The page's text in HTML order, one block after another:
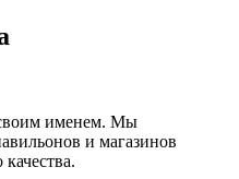
именем. Мы
и магазинов